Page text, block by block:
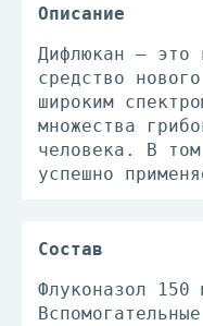
Описание
Дифлюкан – это
средство
широким
множества
человека. В
успешно
Состав
Флуконазол 150